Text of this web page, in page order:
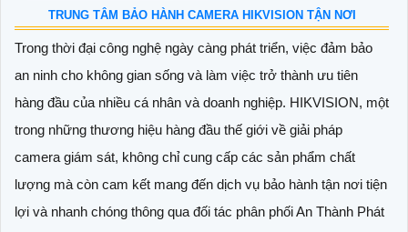
TRUNG TÂM BẢO HÀNH CAMERA HIKVISION TẬN NƠI
Trong thời đại công nghệ ngày càng phát triển, việc đảm bảo
an ninh cho không gian sống và làm việc trở thành ưu tiên
hàng đầu của nhiều cá nhân và doanh nghiệp. HIKVISION, một
trong những thương hiệu hàng đầu thế giới về giải pháp
camera giám sát, không chỉ cung cấp các sản phẩm chất
lượng mà còn cam kết mang đến dịch vụ bảo hành tận nơi tiện
lợi và nhanh chóng thông qua đối tác phân phối An Thành Phát